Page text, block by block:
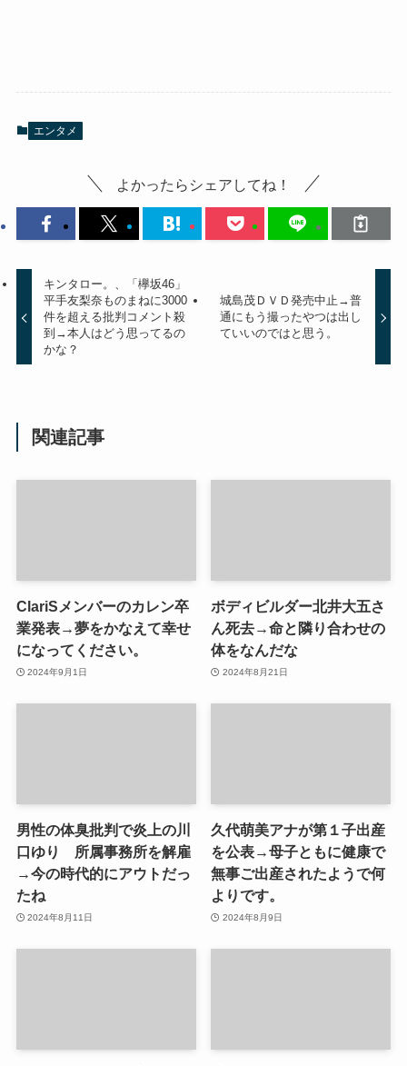
エンタメ
よかったらシェアしてね！
キンタロー。、「欅坂46」
平手友梨奈ものまねに3000
件を超える批判コメント殺
到→本人はどう思ってるの
かな？
城島茂ＤＶＤ発売中止→普
通にもう撮ったやつは出し
ていいのではと思う。
関連記事
ClariSメンバーのカレン卒
業発表→夢をかなえて幸せ
になってください。
2024年9月1日
ボディビルダー北井大五さ
ん死去→命と隣り合わせの
体をなんだな
2024年8月21日
男性の体臭批判で炎上の川
口ゆり 所属事務所を解雇
→今の時代的にアウトだっ
たね
2024年8月11日
久代萌美アナが第１子出産
を公表→母子ともに健康で
無事ご出産されたようで何
よりです。
2024年8月9日